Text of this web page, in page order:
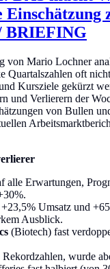
Einschätzung
BRIEFING
von Mario Lochner
Quartalszahlen oft
Kursziele gekürzt
und Verlierern der
von Bullen
alle Erwartungen,
Umsatz und
Ausblick.
(Biotech) fast
Rekordzahlen, wurde